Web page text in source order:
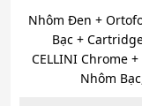
Nhôm Đen +
Bạc +
CELLINI Chrome
Nhôm